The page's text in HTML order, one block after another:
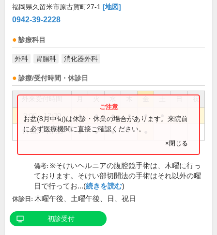
福岡県久留米市原古賀町27-1 [地図]
0942-39-2228
診療科目
外科 胃腸科 消化器外科
診療/受付時間・休診日
祝
9:00～12:30 ● ● ● ● ●
14:30～18:30 ● ● ●
お盆(8月中旬)は休診・休業の場合があります。来院前
に必ず医療機関に直接ご確認ください。
×閉じる
備考: ※そけいヘルニアの腹腔鏡手術は、木曜に行っ
ております。そけい部切開法の手術はそれ以外の曜
日で行ってお...(続きを読む)
休診日: 木曜午後、土曜午後、日、祝日
初診受付